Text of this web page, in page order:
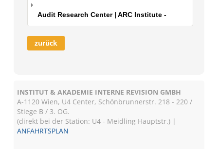
Audit Research Center | ARC Institute -
zurück
INSTITUT & AKADEMIE INTERNE REVISION GMBH
A-1120 Wien, U4 Center, Schönbrunnerstr. 218 - 220 /
Stiege B / 3. OG.
(direkt bei der Station: U4 - Meidling Hauptstr.) |
ANFAHRTSPLAN